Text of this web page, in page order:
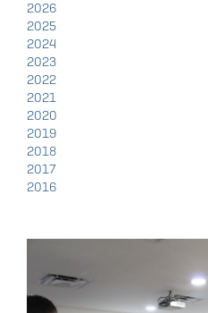
2026
2025
2024
2023
2022
2021
2020
2019
2018
2017
2016